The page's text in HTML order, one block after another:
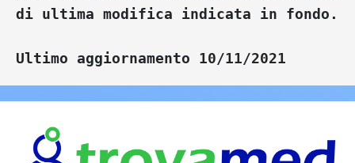
di ultima modifica indicata in fondo.
Ultimo aggiornamento 10/11/2021